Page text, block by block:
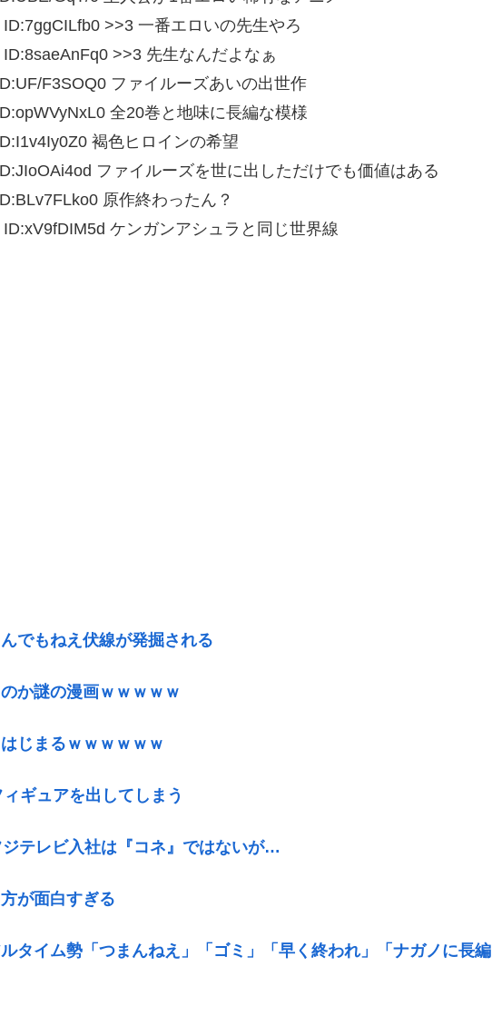
>>3 一番エロいの先生やろ
>>3 先生なんだよなぁ
F3SOQ0 ファイルーズあいの出世作
全20巻と地味に長編な模様
褐色ヒロインの希望
ファイルーズを世に出しただけでも価値はある
原作終わったん？
ケンガンアシュラと同じ世界線
でもねえ伏線が発掘される
か謎の漫画ｗｗｗｗｗ
じまるｗｗｗｗｗｗ
ギュアを出してしまう
ジテレビ入社は『コネ』ではないが…
が面白すぎる
タイム勢「つまんねえ」「ゴミ」「早く終われ」「ナガノに長編